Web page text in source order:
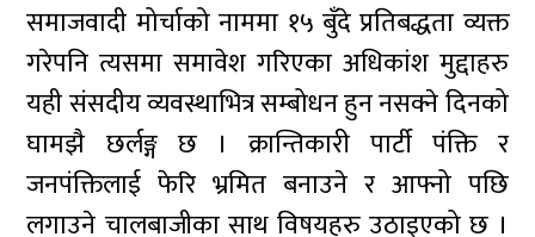
समाजवादी मोर्चाको नाममा १५ बुँदे प्रतिबद्धता व्यक्त
गरेपनि त्यसमा समावेश गरिएका अधिकांश मुद्दाहरु
यही संसदीय व्यवस्थाभित्र सम्बोधन हुन नसक्ने दिनको
घामझै छर्लङ्ग छ । क्रान्तिकारी पार्टी पंक्ति र
जनपंक्तिलाई फेरि भ्रमित बनाउने र आफ्नो पछि
लगाउने चालबाजीका साथ विषयहरु उठाइएको छ ।